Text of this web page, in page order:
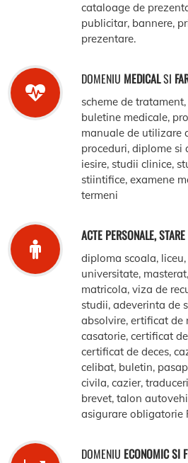
cataloage de
publicitar, bannere,
prezentare.
DOMENIU MEDICALSI
scheme de
buletine medicale,
manuale de utilizare
proceduri, diplome si
iesire, studii clinice,
stiintifice, examene
termeni
ACTE PERSONALE,
diploma scoala,
universitate,
matricola, viza de
studii, adeverinta de
absolvire, ertificat de
casatorie, certificat
certificat de deces,
celibat, buletin,
civila, cazier,
brevet, talon
asigurare obligatorie
DOMENIU ECONOMIC SI